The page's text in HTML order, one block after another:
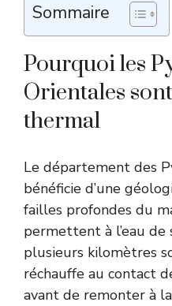
Sommaire
Pourquoi les
Orientales
thermal
Le département des
bénéficie d’une
failles profondes du
permettent à l’eau de
plusieurs kilomètres
réchauffe au contact
avant de remonter à